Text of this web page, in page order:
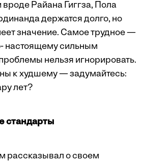
Райана Гиггза, Пола
держатся долго, но
значение. Самое трудное —
настоящему сильным
нельзя игнорировать.
к худшему — задумайтесь:
лет?
стандарты
рассказывал о своем